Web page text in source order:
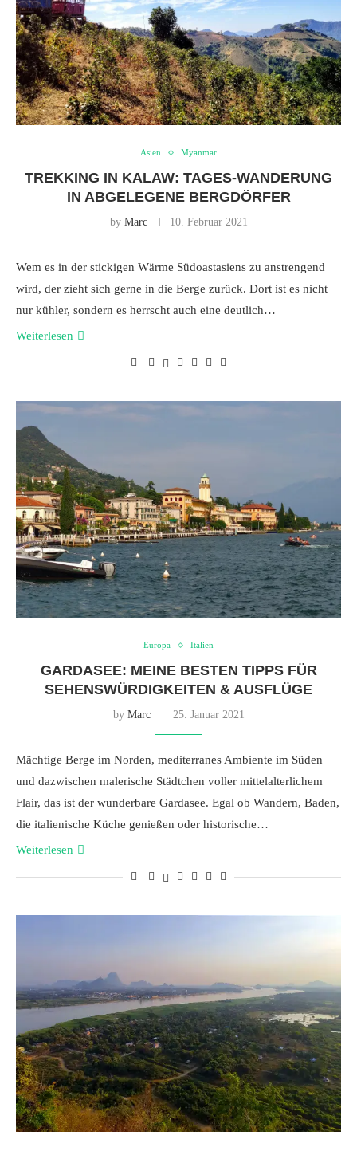
Asien Myanmar
TREKKING IN KALAW: TAGES-WANDERUNG
IN ABGELEGENE BERGDÖRFER
by Marc 10. Februar 2021
Wem es in der stickigen Wärme Südoastasiens zu anstrengend
wird, der zieht sich gerne in die Berge zurück. Dort ist es nicht
nur kühler, sondern es herrscht auch eine deutlich…
Weiterlesen
Europa Italien
GARDASEE: MEINE BESTEN TIPPS FÜR
SEHENSWÜRDIGKEITEN & AUSFLÜGE
by Marc 25. Januar 2021
Mächtige Berge im Norden, mediterranes Ambiente im Süden
und dazwischen malerische Städtchen voller mittelalterlichem
Flair, das ist der wunderbare Gardasee. Egal ob Wandern, Baden,
die italienische Küche genießen oder historische…
Weiterlesen